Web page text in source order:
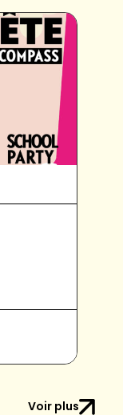
Voir plus